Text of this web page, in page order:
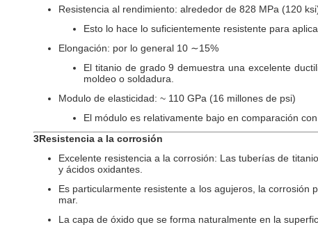
Resistencia al rendimiento: alrededor de 828 MPa (120
Esto lo hace lo suficientemente resistente para
Elongación: por lo general 10 ∼15%
El titanio de grado 9 demuestra una excelente
moldeo o soldadura.
Modulo de elasticidad: ~ 110 GPa (16 millones de psi)
El módulo es relativamente bajo en comparación
3Resistencia a la corrosión
Excelente resistencia a la corrosión: Las tuberías de
y ácidos oxidantes.
Es particularmente resistente a los agujeros, la
mar.
La capa de óxido que se forma naturalmente en la